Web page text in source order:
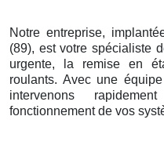
Notre entreprise,
(89), est votre spécialiste
urgente, la remise en
roulants. Avec une
intervenons
fonctionnement de vos